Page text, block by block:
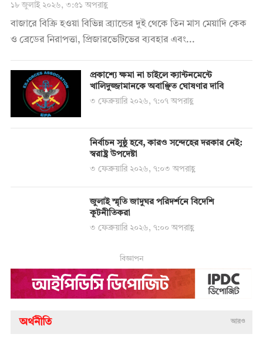
১৮ জুলাই ২০২৬, ৩:৫১ অপরাহ্ণ
বাজারে বিক্রি হওয়া বিভিন্ন ব্র্যান্ডের দুই থেকে তিন মাস মেয়াদি কেক
ও ব্রেডের নিরাপত্তা, প্রিজারভেটিভের ব্যবহার এবং...
প্রকাশ্যে ক্ষমা না চাইলে ক্যান্টনমেন্টে
খালিদুজ্জামানকে অবাঞ্ছিত ঘোষণার দাবি
৩ ফেব্রুয়ারি ২০২৬, ৭:০৭ অপরাহ্ণ
নির্বাচন সুষ্ঠু হবে, কারও সন্দেহের দরকার নেই:
স্বরাষ্ট্র উপদেষ্টা
৩ ফেব্রুয়ারি ২০২৬, ৭:০৩ অপরাহ্ণ
জুলাই স্মৃতি জাদুঘর পরিদর্শনে বিদেশি
কূটনীতিকরা
৩ ফেব্রুয়ারি ২০২৬, ৭:০০ অপরাহ্ণ
বিজ্ঞাপন
অর্থনীতি আরও